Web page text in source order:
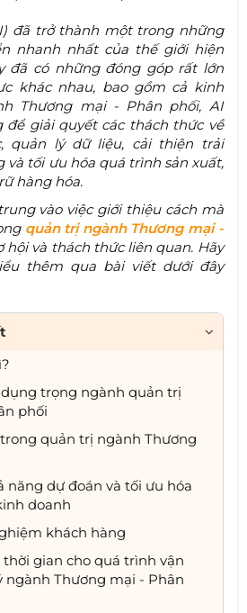
đã trở thành một trong những
nhanh nhất của thế giới hiện
đã có những đóng góp rất lớn
khác nhau, bao gồm cả kinh
Thương mại - Phân phối, AI
để giải quyết các thách thức về
quản lý dữ liệu, cải thiện trải
và tối ưu hóa quá trình sản xuất,
hàng hóa.
vào việc giới thiệu cách mà
quản trị ngành Thương mại -
hội và thách thức liên quan. Hãy
thêm qua bài viết dưới đây
trọng ngành quản trị
phối
quản trị ngành Thương
năng dự đoán và tối ưu hóa
doanh
khách hàng
gian cho quá trình vận
ngành Thương mại - Phân